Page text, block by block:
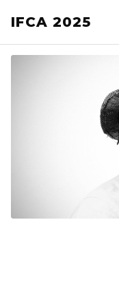
IFCA 2025